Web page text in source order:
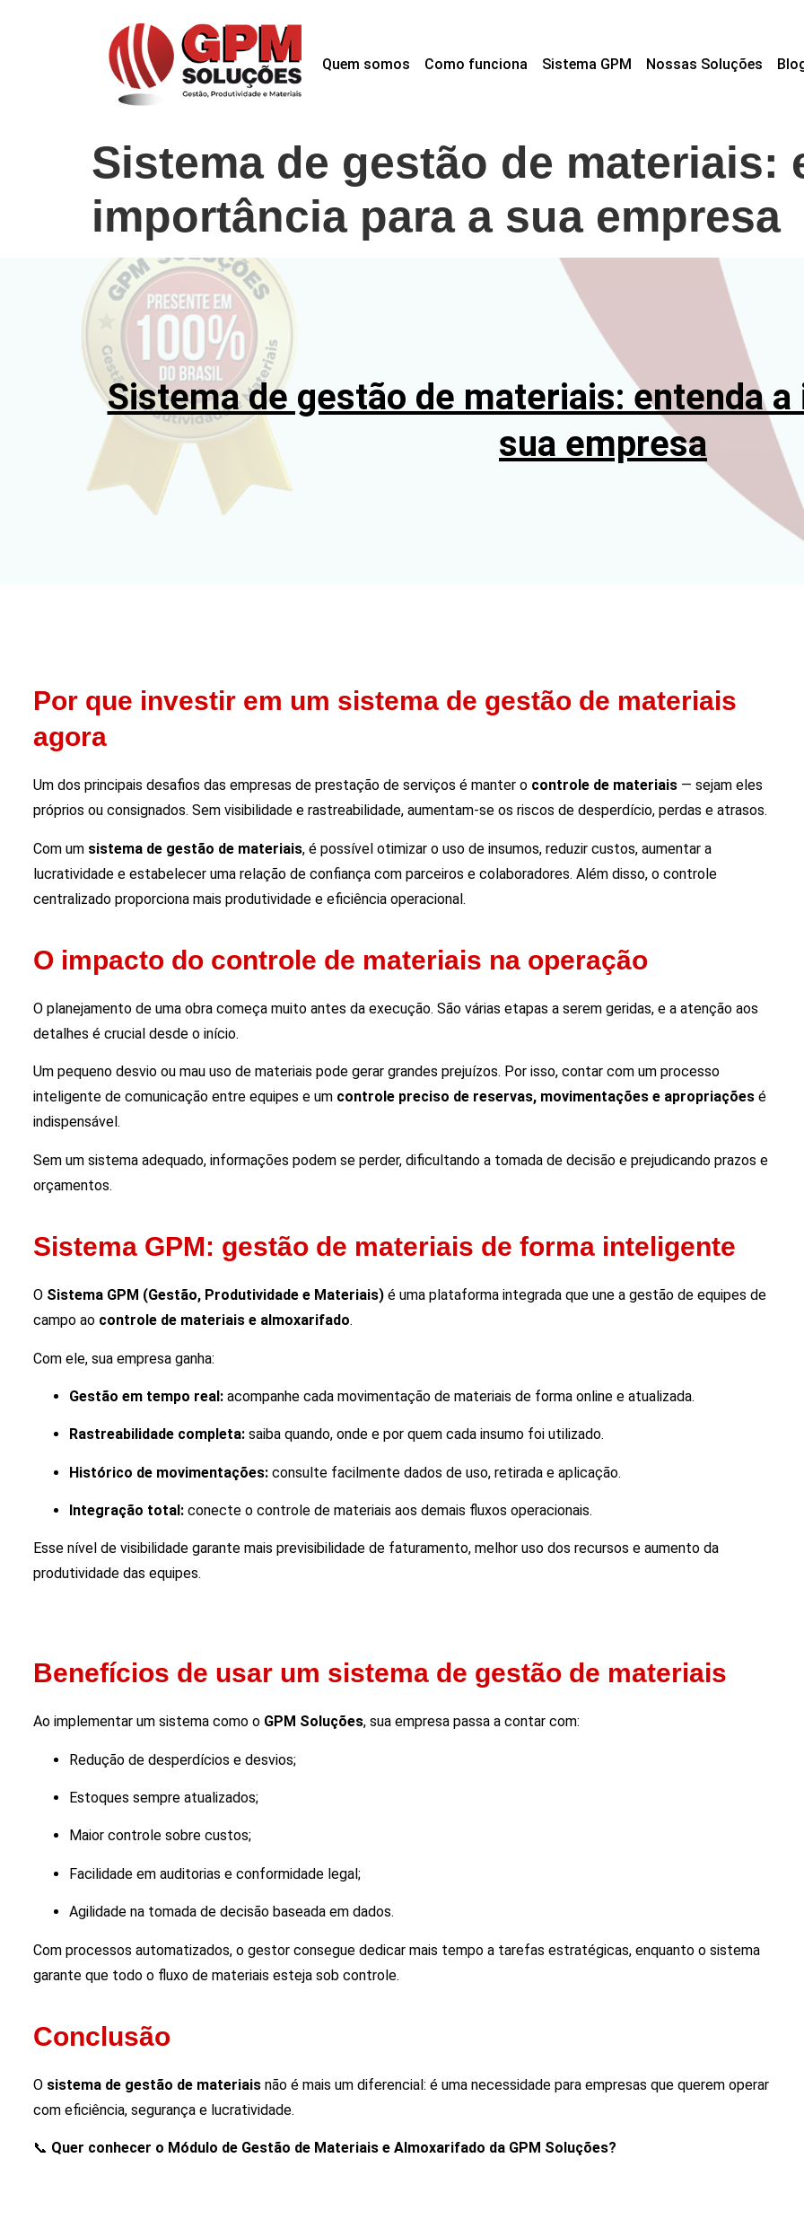
Quem somos Como funciona Sistema GPM Nossas Soluções
Sistema de gestão de materiais:
importância para a sua empresa
Sistema de gestão de materiais: entenda
sua empresa
Por que investir em um sistema de gestão de materiais
agora
Um dos principais desafios das empresas de prestação de serviços é manter o controle de materiais — sejam eles
próprios ou consignados. Sem visibilidade e rastreabilidade, aumentam-se os riscos de desperdício, perdas e atrasos.
Com um sistema de gestão de materiais, é possível otimizar o uso de insumos, reduzir custos, aumentar a
lucratividade e estabelecer uma relação de confiança com parceiros e colaboradores. Além disso, o controle
centralizado proporciona mais produtividade e eficiência operacional.
O impacto do controle de materiais na operação
O planejamento de uma obra começa muito antes da execução. São várias etapas a serem geridas, e a atenção aos
detalhes é crucial desde o início.
Um pequeno desvio ou mau uso de materiais pode gerar grandes prejuízos. Por isso, contar com um processo
inteligente de comunicação entre equipes e um controle preciso de reservas, movimentações e apropriações é
indispensável.
Sem um sistema adequado, informações podem se perder, dificultando a tomada de decisão e prejudicando prazos e
orçamentos.
Sistema GPM: gestão de materiais de forma inteligente
O Sistema GPM (Gestão, Produtividade e Materiais) é uma plataforma integrada que une a gestão de equipes de
campo ao controle de materiais e almoxarifado.
Com ele, sua empresa ganha:
Gestão em tempo real: acompanhe cada movimentação de materiais de forma online e atualizada.
Rastreabilidade completa: saiba quando, onde e por quem cada insumo foi utilizado.
Histórico de movimentações: consulte facilmente dados de uso, retirada e aplicação.
Integração total: conecte o controle de materiais aos demais fluxos operacionais.
Esse nível de visibilidade garante mais previsibilidade de faturamento, melhor uso dos recursos e aumento da
produtividade das equipes.
Benefícios de usar um sistema de gestão de materiais
Ao implementar um sistema como o GPM Soluções, sua empresa passa a contar com:
Redução de desperdícios e desvios;
Estoques sempre atualizados;
Maior controle sobre custos;
Facilidade em auditorias e conformidade legal;
Agilidade na tomada de decisão baseada em dados.
Com processos automatizados, o gestor consegue dedicar mais tempo a tarefas estratégicas, enquanto o sistema
garante que todo o fluxo de materiais esteja sob controle.
Conclusão
O sistema de gestão de materiais não é mais um diferencial: é uma necessidade para empresas que querem operar
com eficiência, segurança e lucratividade.
📞 Quer conhecer o Módulo de Gestão de Materiais e Almoxarifado da GPM Soluções?